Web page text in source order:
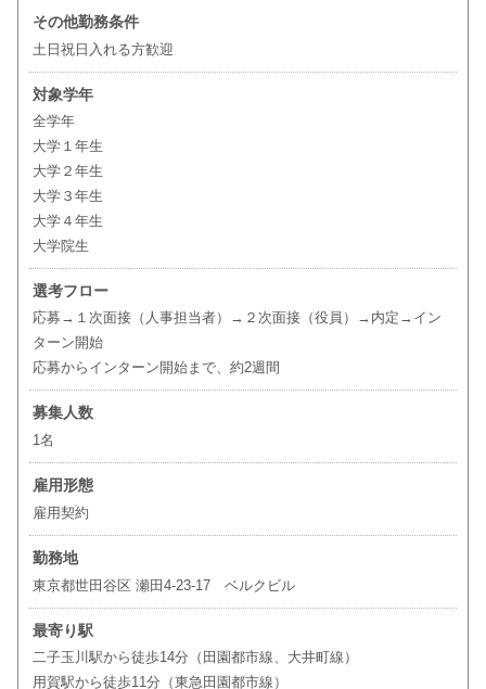
その他勤務条件
土日祝日入れる方歓迎
対象学年
全学年
大学１年生
大学２年生
大学３年生
大学４年生
大学院生
選考フロー
応募→１次面接（人事担当者）→２次面接（役員）→内定→イン
ターン開始
応募からインターン開始まで、約2週間
募集人数
1名
雇用形態
雇用契約
勤務地
東京都世田谷区 瀬田4-23-17 ベルクビル
最寄り駅
二子玉川駅から徒歩14分（田園都市線、大井町線）
用賀駅から徒歩11分（東急田園都市線）